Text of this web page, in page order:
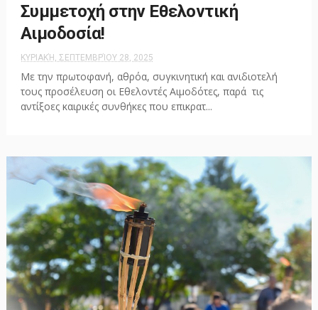
Συμμετοχή στην Εθελοντική
Αιμοδοσία!
ΚΥΡΙΑΚΉ, ΣΕΠΤΕΜΒΡΊΟΥ 28, 2025
Με την πρωτοφανή, αθρόα, συγκινητική και ανιδιοτελή
τους προσέλευση οι Εθελοντές Αιμοδότες, παρά τις
αντίξοες καιρικές συνθήκες που επικρατ...